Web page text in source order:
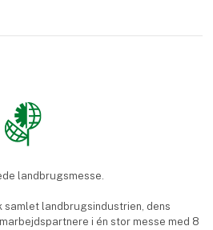
landbrugsmesse.
samlet landbrugsindustrien, dens
i én stor messe med 8